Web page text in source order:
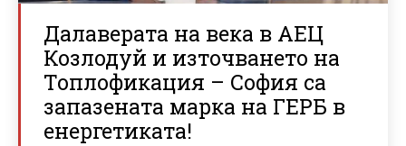
Далаверата на века в АЕЦ
Козлодуй и източването на
Топлофикация – София са
запазената марка на ГЕРБ в
енергетиката!